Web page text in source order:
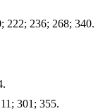
222; 236; 268; 340.
301; 355.